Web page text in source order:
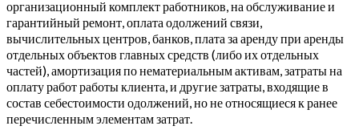
организационный комплект работников, на обслуживание и
гарантийный ремонт, оплата одолжений связи,
вычислительных центров, банков, плата за аренду при аренды
отдельных объектов главных средств (либо их отдельных
частей), амортизация по нематериальным активам, затраты на
оплату работ работы клиента, и другие затраты, входящие в
состав себестоимости одолжений, но не относящиеся к ранее
перечисленным элементам затрат.